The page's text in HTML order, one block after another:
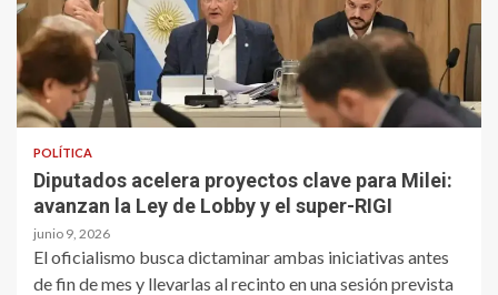
POLÍTICA
Diputados acelera proyectos clave para Milei:
avanzan la Ley de Lobby y el super-RIGI
junio 9, 2026
El oficialismo busca dictaminar ambas iniciativas antes
de fin de mes y llevarlas al recinto en una sesión prevista